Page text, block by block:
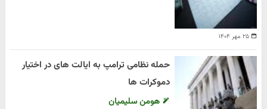
۲۵ مهر ۱۴۰۴
حمله نظامی ترامپ به ایالت های در اختیار
دموکرات ها
هومن سلیمیان